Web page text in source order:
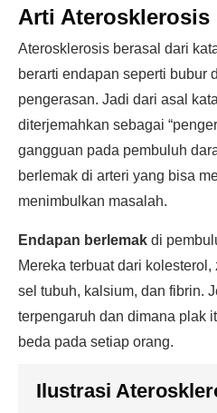
Arti Aterosklerosis
Aterosklerosis berasal dari
berarti endapan seperti bubur
pengerasan. Jadi dari asal
diterjemahkan sebagai
gangguan pada pembuluh
berlemak di arteri yang bisa
menimbulkan masalah.
Endapan berlemak di
Mereka terbuat dari
sel tubuh, kalsium, dan fibrin.
terpengaruh dan dimana plak
beda pada setiap orang.
Ilustrasi